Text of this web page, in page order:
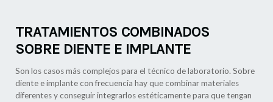
TRATAMIENTOS COMBINADOS
SOBRE DIENTE E IMPLANTE
Son los casos más complejos para el técnico de laboratorio. Sobre
diente e implante con frecuencia hay que combinar materiales
diferentes y conseguir integrarlos estéticamente para que tengan